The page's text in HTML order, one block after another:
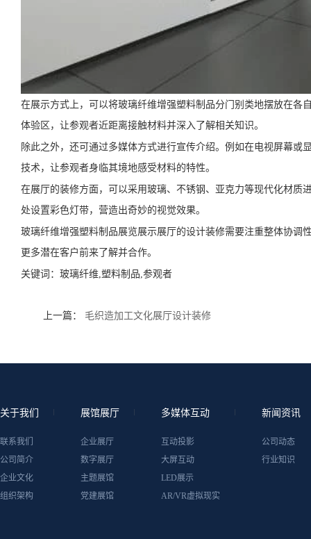
在展示方式上，可以将玻璃纤维增强塑料制品分门别类地摆放在
体验区，让参观者近距离接触材料并深入了解相关知识。
除此之外，还可通过多媒体方式进行宣传介绍。例如在电视屏幕
技术，让参观者身临其境地感受材料的特性。
在展厅的装修方面，可以采用玻璃、不锈钢、亚克力等现代化材
处设置彩色灯带，营造出奇妙的视觉效果。
玻璃纤维增强塑料制品展览展示展厅的设计装修需要注重整体协
更多潜在客户前来了解并合作。
关键词： 玻璃纤维,塑料制品,参观者
上一篇： 毛织造加工文化展厅设计装修
关于我们
联系我们
公司简介
企业文化
组织架构
展馆展厅
企业展厅
数字展厅
主题展馆
党建展馆
多媒体互动
互动投影
大屏互动
LED展示
AR/VR虚拟现实
新闻资讯
公司动态
行业知识